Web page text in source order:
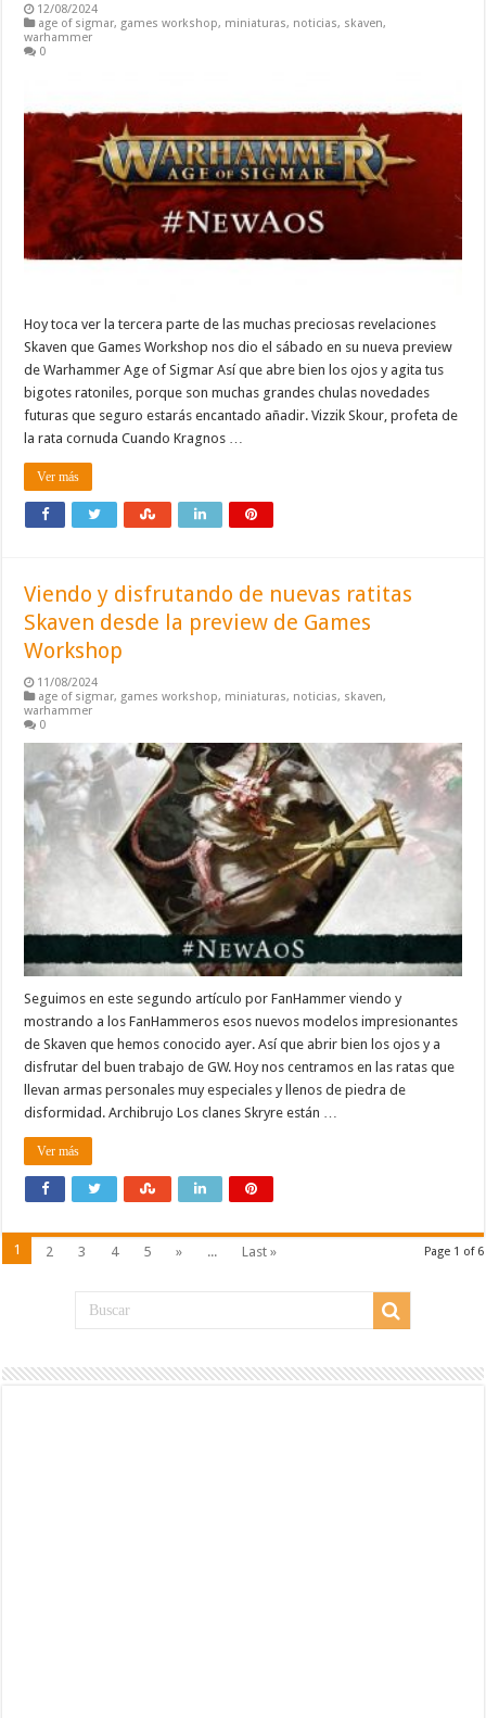
12/08/2024
age of sigmar, games workshop, miniaturas, noticias, skaven,
warhammer
0
Hoy toca ver la tercera parte de las muchas preciosas revelaciones
Skaven que Games Workshop nos dio el sábado en su nueva preview
de Warhammer Age of Sigmar Así que abre bien los ojos y agita tus
bigotes ratoniles, porque son muchas grandes chulas novedades
futuras que seguro estarás encantado añadir. Vizzik Skour, profeta de
la rata cornuda Cuando Kragnos …
Ver más
Viendo y disfrutando de nuevas ratitas
Skaven desde la preview de Games
Workshop
11/08/2024
age of sigmar, games workshop, miniaturas, noticias, skaven,
warhammer
0
Seguimos en este segundo artículo por FanHammer viendo y
mostrando a los FanHammeros esos nuevos modelos impresionantes
de Skaven que hemos conocido ayer. Así que abrir bien los ojos y a
disfrutar del buen trabajo de GW. Hoy nos centramos en las ratas que
llevan armas personales muy especiales y llenos de piedra de
disformidad. Archibrujo Los clanes Skryre están …
Ver más
Page 1 of 6
1 2 3 4 5 » ... Last »